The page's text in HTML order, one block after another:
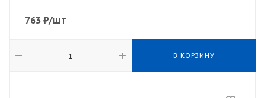
763 ₽/шт
В КОРЗИНУ